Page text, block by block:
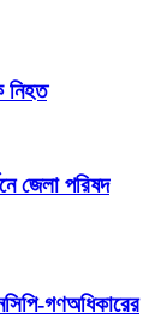
নিহত
জেলা পরিষদ
গণঅধিকারের